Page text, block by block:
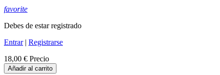
favorite
Debes de estar registrado
Entrar| Registrarse
18,00 € Precio
Añadir al carrito